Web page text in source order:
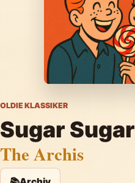
OLDIE KLASSIKER
Sugar Sugar
The Archis